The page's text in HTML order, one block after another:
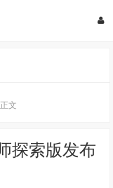
正文
探索版发布